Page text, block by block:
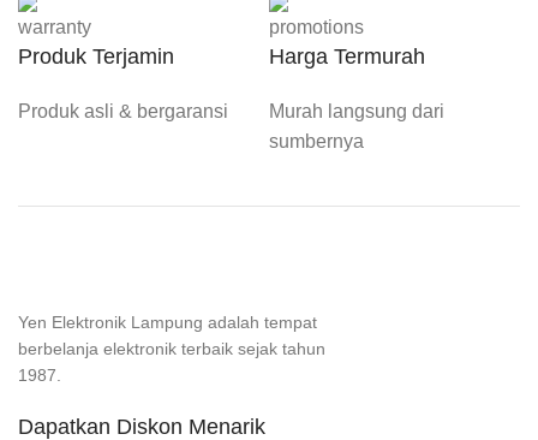
Produk Terjamin
Produk asli & bergaransi
Harga Termurah
Murah langsung dari
sumbernya
Yen Elektronik Lampung adalah tempat
berbelanja elektronik terbaik sejak tahun
1987.
Dapatkan Diskon Menarik